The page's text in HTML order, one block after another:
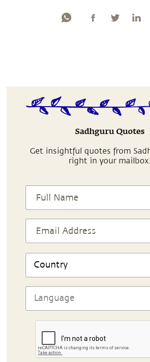
Sadhguru Quotes
Get insightful quotes from
right in your mailbox.